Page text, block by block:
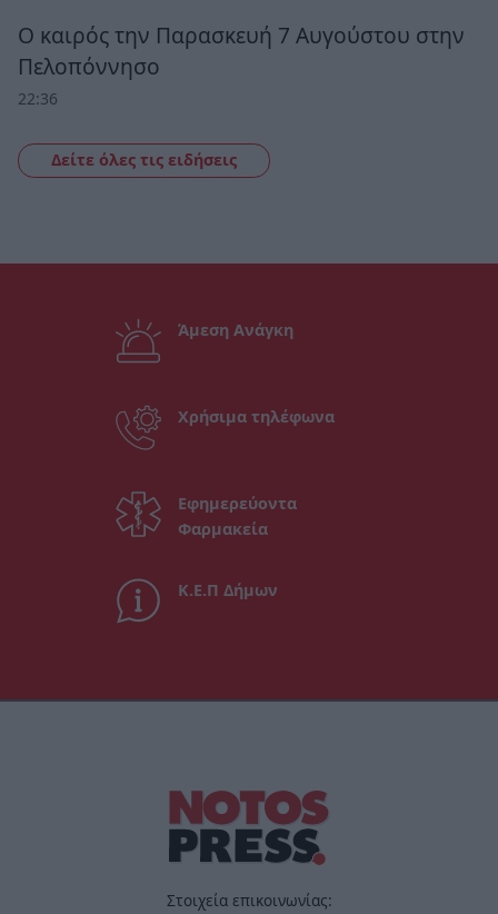
Ο καιρός την Παρασκευή 7 Αυγούστου στην
Πελοπόννησο
22:36
Δείτε όλες τις ειδήσεις
Άμεση Ανάγκη
Χρήσιμα τηλέφωνα
Εφημερεύοντα
Φαρμακεία
Κ.Ε.Π Δήμων
Στοιχεία επικοινωνίας: